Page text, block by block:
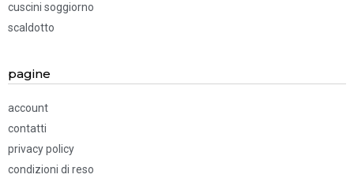
cuscini soggiorno
scaldotto
pagine
account
contatti
privacy policy
condizioni di reso